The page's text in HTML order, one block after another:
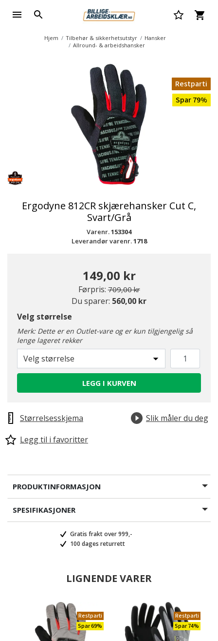
Hjem Tilbehør & sikkerhetsutstyr
Hansker
Allround- & arbeidshansker
Restparti
Spar 79%
Ergodyne 812CR skjærehansker Cut C,
Svart/Grå
Varenr.153304
Leverandør varenr.1718
149,00 kr
Førpris: Pris redusert fra
709,00 krtil
Du sparer: 560,00 kr
Velg størrelse
Merk: Dette er en Outlet-vare og er kun tilgjengelig så
lenge lageret rekker
Velg størrelse
LEGG I KURVEN
Størrelsesskjema
Slik måler du deg
Legg til i favoritter
PRODUKTINFORMASJON
SPESIFIKASJONER
Gratis frakt over 999,-
100 dages returrett
LIGNENDE VARER
Restparti
Spar 69%
Restparti
Spar 74%